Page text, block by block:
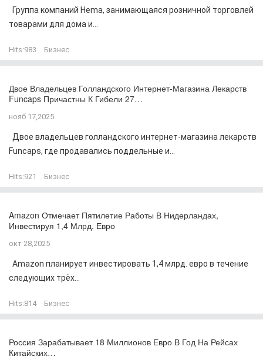
Группа компаний Hema, занимающаяся розничной торговлей
товарами для дома и...
Hits:983 Бизнес
Двое Владельцев Голландского Интернет-Магазина Лекарств
Funcaps Причастны К Гибели 27…
нояб 17,2025
Двое владельцев голландского интернет-магазина лекарств
Funcaps, где продавались поддельные и...
Hits:921 Бизнес
Amazon Отмечает Пятилетие Работы В Нидерландах,
Инвестируя 1,4 Млрд. Евро
окт 28,2025
Amazon планирует инвестировать 1,4 млрд. евро в течение
следующих трёх...
Hits:814 Бизнес
Россия Зарабатывает 18 Миллионов Евро В Год На Рейсах
Китайских…